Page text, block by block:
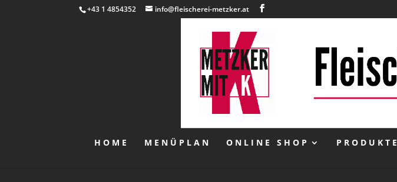
+43 1 4854352 info@fleischerei-metzker.at
HOME MENÜPLAN ONLINE SHOP PRODUKTE